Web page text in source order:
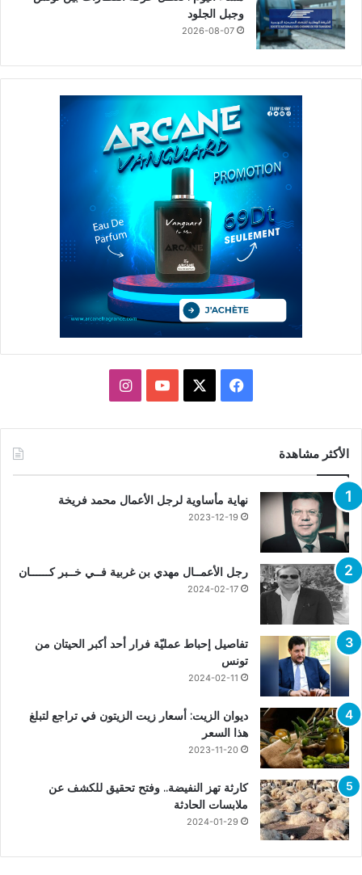
وجبل الجلود
2026-08-07
فيسبوك يوتيوبانستقرام
الأكثر مشاهدة
نهاية مأساوية لرجل الأعمال محمد فريخة
2023-12-19
رجل الأعمــال مهدي بن غربية فــي خــبر كــــــان
2024-02-17
تفاصيل إحباط عمليّة فرار أحد أكبر الحيتان من
تونس
2024-02-11
ديوان الزيت: أسعار زيت الزيتون في تراجع لتبلغ
هذا السعر
2023-11-20
كارثة تهز النفيضة.. وفتح تحقيق للكشف عن
ملابسات الحادثة
2024-01-29